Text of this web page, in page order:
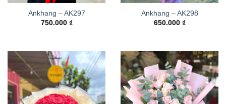
Ankhang – AK297
750.000 ₫
Ankhang – AK298
650.000 ₫